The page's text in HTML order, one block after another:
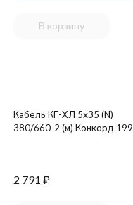
В корзину
Кабель КГ-ХЛ 5х35 (N)
380/660-2 (м) Конкорд 199
2 791 ₽